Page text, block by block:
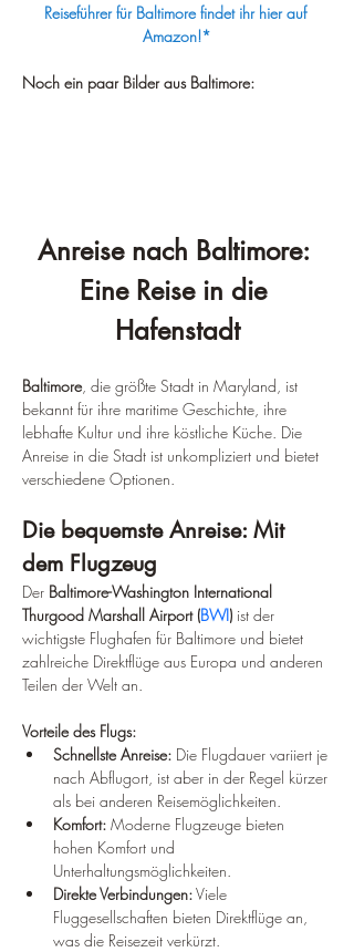
Reiseführer für Baltimore findet ihr hier auf
Amazon!*
Noch ein paar Bilder aus Baltimore:
Anreise nach Baltimore:
Eine Reise in die
Hafenstadt
Baltimore, die größte Stadt in Maryland, ist
bekannt für ihre maritime Geschichte, ihre
lebhafte Kultur und ihre köstliche Küche. Die
Anreise in die Stadt ist unkompliziert und bietet
verschiedene Optionen.
Die bequemste Anreise: Mit
dem Flugzeug
Der Baltimore-Washington International
Thurgood Marshall Airport (BWI) ist der
wichtigste Flughafen für Baltimore und bietet
zahlreiche Direktflüge aus Europa und anderen
Teilen der Welt an.
Vorteile des Flugs:
Schnellste Anreise: Die Flugdauer variiert je
nach Abflugort, ist aber in der Regel kürzer
als bei anderen Reisemöglichkeiten.
Komfort: Moderne Flugzeuge bieten
hohen Komfort und
Unterhaltungsmöglichkeiten.
Direkte Verbindungen: Viele
Fluggesellschaften bieten Direktflüge an,
was die Reisezeit verkürzt.